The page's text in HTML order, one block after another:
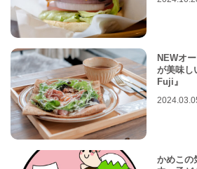
NEWオ
が美味し
Fuji』
かめこの